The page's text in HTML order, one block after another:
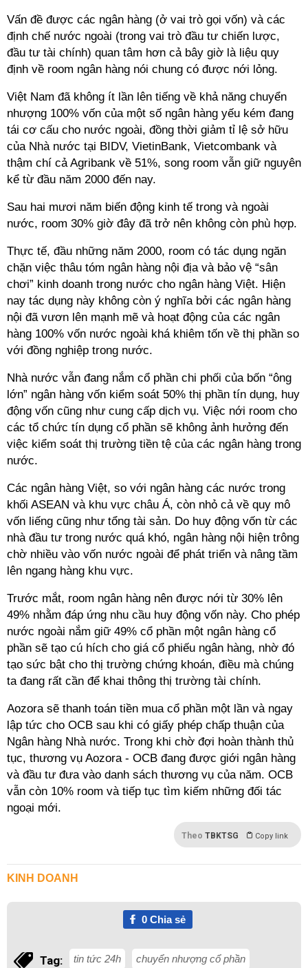
Vấn đề được các ngân hàng (ở vai trò gọi vốn) và các
định chế nước ngoài (trong vai trò đầu tư chiến lược,
đầu tư tài chính) quan tâm hơn cả bây giờ là liệu quy
định về room ngân hàng nói chung có được nới lỏng.
Việt Nam đã không ít lần lên tiếng về khả năng chuyển
nhượng 100% vốn của một số ngân hàng yếu kém đang
tái cơ cấu cho nước ngoài, đồng thời giảm tỉ lệ sở hữu
của Nhà nước tại BIDV, VietinBank, Vietcombank và
thậm chí cả Agribank về 51%, song room vẫn giữ nguyên
kể từ đầu năm 2000 đến nay.
Sau hai mươi năm biến động kinh tế trong và ngoài
nước, room 30% giờ đây đã trở nên không còn phù hợp.
Thực tế, đầu những năm 2000, room có tác dụng ngăn
chặn việc thâu tóm ngân hàng nội địa và bảo vệ “sân
chơi” kinh doanh trong nước cho ngân hàng Việt. Hiện
nay tác dụng này không còn ý nghĩa bởi các ngân hàng
nội đã vươn lên mạnh mẽ và hoạt động của các ngân
hàng 100% vốn nước ngoài khá khiêm tốn về thị phần so
với đồng nghiệp trong nước.
Nhà nước vẫn đang nắm cổ phần chi phối của bốn “ông
lớn” ngân hàng vốn kiểm soát 50% thị phần tín dụng, huy
động vốn cũng như cung cấp dịch vụ. Việc nới room cho
các tổ chức tín dụng cổ phần sẽ không ảnh hưởng đến
việc kiểm soát thị trường tiền tệ của các ngân hàng trong
nước.
Các ngân hàng Việt, so với ngân hàng các nước trong
khối ASEAN và khu vực châu Á, còn nhỏ cả về quy mô
vốn liếng cũng như tổng tài sản. Do huy động vốn từ các
nhà đầu tư trong nước quá khó, ngân hàng nội hiện trông
chờ nhiều vào vốn nước ngoài để phát triển và nâng tầm
lên ngang hàng khu vực.
Trước mắt, room ngân hàng nên được nới từ 30% lên
49% nhằm đáp ứng nhu cầu huy động vốn này. Cho phép
nước ngoài nắm giữ 49% cổ phần một ngân hàng cổ
phần sẽ tạo cú hích cho giá cổ phiếu ngân hàng, nhờ đó
tạo sức bật cho thị trường chứng khoán, điều mà chúng
ta đang rất cần để khai thông thị trường tài chính.
Aozora sẽ thanh toán tiền mua cổ phần một lần và ngay
lập tức cho OCB sau khi có giấy phép chấp thuận của
Ngân hàng Nhà nước. Trong khi chờ đợi hoàn thành thủ
tục, thương vụ Aozora - OCB đang được giới ngân hàng
và đầu tư đưa vào danh sách thương vụ của năm. OCB
vẫn còn 10% room và tiếp tục tìm kiếm những đối tác
ngoại mới.
Theo TBKTSG Copy link
KINH DOANH
0Chia sẻ
Tag: tin tức 24h chuyển nhượng cổ phần